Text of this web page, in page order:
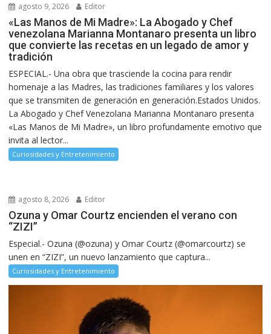
agosto 9, 2026 Editor
«Las Manos de Mi Madre»: La Abogado y Chef
venezolana Marianna Montanaro presenta un libro
que convierte las recetas en un legado de amor y
tradición
ESPECIAL.- Una obra que trasciende la cocina para rendir
homenaje a las Madres, las tradiciones familiares y los valores
que se transmiten de generación en generación.Estados Unidos.
La Abogado y Chef Venezolana Marianna Montanaro presenta
«Las Manos de Mi Madre», un libro profundamente emotivo que
invita al lector...
Curiosidades y Entretenimiento
agosto 8, 2026 Editor
Ozuna y Omar Courtz encienden el verano con
“ZIZI”
Especial.- Ozuna (@ozuna) y Omar Courtz (@omarcourtz) se
unen en “ZIZI”, un nuevo lanzamiento que captura...
Curiosidades y Entretenimiento